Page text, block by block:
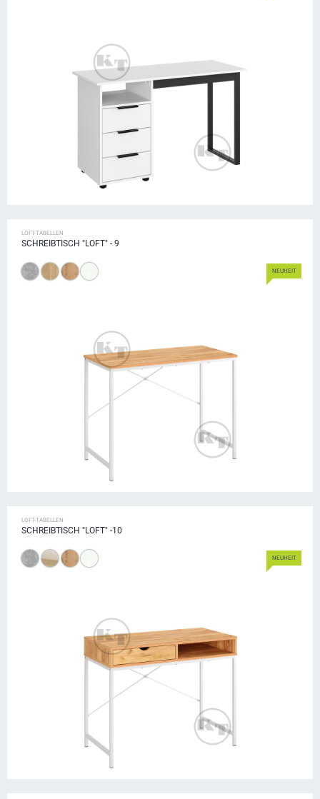
LOFT-TABELLEN
SCHREIBTISCH "LOFT" - 9
NEUHEIT
LOFT-TABELLEN
SCHREIBTISCH "LOFT" -10
NEUHEIT